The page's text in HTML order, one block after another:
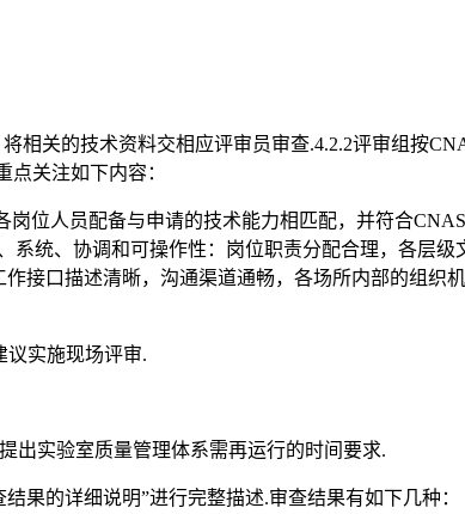
关的技术资料交相应评审员审查.4.2.2评审组按
关注如下内容：
位人员配备与申请的技术能力相匹配，并符合
统、协调和可操作性：岗位职责分配合理，各层级
接口描述清晰，沟通渠道通畅，各场所内部的组织
议实施现场评审.
出实验室质量管理体系需再运行的时间要求.
果的详细说明”进行完整描述.审查结果有如下几种：